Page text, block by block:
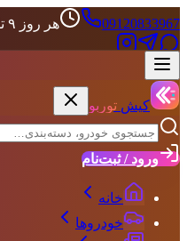
09120833967 هر روز ۹ تا ۲۱
علاقه‌مندی‌ها
کیش توربو
ورود / ثبت‌نام
خانه
خودروها